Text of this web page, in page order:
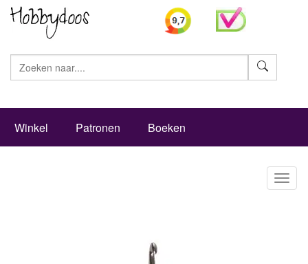
Winkel Patronen Boeken